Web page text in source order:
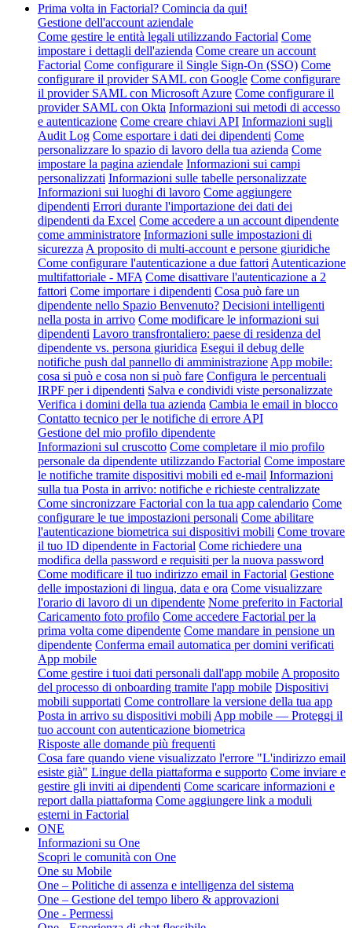
Prima volta in Factorial? Comincia da qui!
Gestione dell'account aziendale
Come gestire le entità legali utilizzando Factorial Come
impostare i dettagli dell'azienda Come creare un account
Factorial Come configurare il Single Sign-On (SSO) Come
configurare il provider SAML con Google Come configurare
il provider SAML con Microsoft Azure Come configurare il
provider SAML con Okta Informazioni sui metodi di accesso
e autenticazione Come creare chiavi API Informazioni sugli
Audit Log Come esportare i dati dei dipendenti Come
personalizzare lo spazio di lavoro della tua azienda Come
impostare la pagina aziendale Informazioni sui campi
personalizzati Informazioni sulle tabelle personalizzate
Informazioni sui luoghi di lavoro Come aggiungere
dipendenti Errori durante l'importazione dei dati dei
dipendenti da Excel Come accedere a un account dipendente
come amministratore Informazioni sulle impostazioni di
sicurezza A proposito di multi-account e persone giuridiche
Come configurare l'autenticazione a due fattori Autenticazione
multifattoriale - MFA Come disattivare l'autenticazione a 2
fattori Come importare i dipendenti Cosa può fare un
dipendente nello Spazio Benvenuto? Decisioni intelligenti
nella posta in arrivo Come modificare le informazioni sui
dipendenti Lavoro transfrontaliero: paese di residenza del
dipendente vs. persona giuridica Esegui il debug delle
notifiche push dal pannello di amministrazione App mobile:
cosa si può e cosa non si può fare Configura le percentuali
IRPF per i dipendenti Salva e condividi viste personalizzate
Verifica i domini della tua azienda Cambia le email in blocco
Contatto tecnico per le notifiche di errore API
Gestione del mio profilo dipendente
Informazioni sul cruscotto Come completare il mio profilo
personale da dipendente utilizzando Factorial Come impostare
le notifiche tramite dispositivi mobili ed e-mail Informazioni
sulla tua Posta in arrivo: notifiche e richieste centralizzate
Come sincronizzare Factorial con la tua app calendario Come
configurare le tue impostazioni personali Come abilitare
l'autenticazione biometrica sui dispositivi mobili Come trovare
il tuo ID dipendente in Factorial Come richiedere una
modifica della password e requisiti per la nuova password
Come modificare il tuo indirizzo email in Factorial Gestione
delle impostazioni di lingua, data e ora Come visualizzare
l'orario di lavoro di un dipendente Nome preferito in Factorial
Caricamento foto profilo Come accedere Factorial per la
prima volta come dipendente Come mandare in pensione un
dipendente Conferma email automatica per domini verificati
App mobile
Come gestire i tuoi dati personali dall'app mobile A proposito
del processo di onboarding tramite l'app mobile Dispositivi
mobili supportati Come controllare la versione della tua app
Posta in arrivo su dispositivi mobili App mobile — Proteggi il
tuo account con autenticazione biometrica
Risposte alle domande più frequenti
Cosa fare quando viene visualizzato l'errore "L'indirizzo email
esiste già" Lingue della piattaforma e supporto Come inviare e
gestire gli inviti ai dipendenti Come scaricare informazioni e
report dalla piattaforma Come aggiungere link a moduli
esterni in Factorial
ONE
Informazioni su One
Scopri le comunità con One
One su Mobile
One – Politiche di assenza e intelligenza del sistema
One – Gestione del tempo libero & approvazioni
One - Permessi